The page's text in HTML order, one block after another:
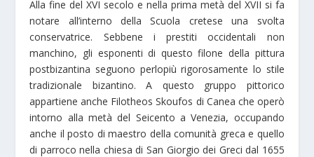
Alla fine del XVI secolo e nella prima metà del XVII si fa
notare all’interno della Scuola cretese una svolta
conservatrice. Sebbene i prestiti occidentali non
manchino, gli esponenti di questo filone della pittura
postbizantina seguono perlopiù rigorosamente lo stile
tradizionale bizantino. A questo gruppo pittorico
appartiene anche Filotheos Skoufos di Canea che operò
intorno alla metà del Seicento a Venezia, occupando
anche il posto di maestro della comunità greca e quello
di parroco nella chiesa di San Giorgio dei Greci dal 1655